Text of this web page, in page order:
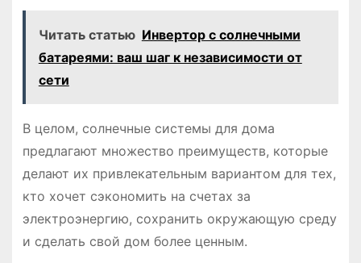
Читать статью Инвертор с солнечными
батареями: ваш шаг к независимости от
сети
В целом, солнечные системы для дома
предлагают множество преимуществ, которые
делают их привлекательным вариантом для тех,
кто хочет сэкономить на счетах за
электроэнергию, сохранить окружающую среду
и сделать свой дом более ценным.